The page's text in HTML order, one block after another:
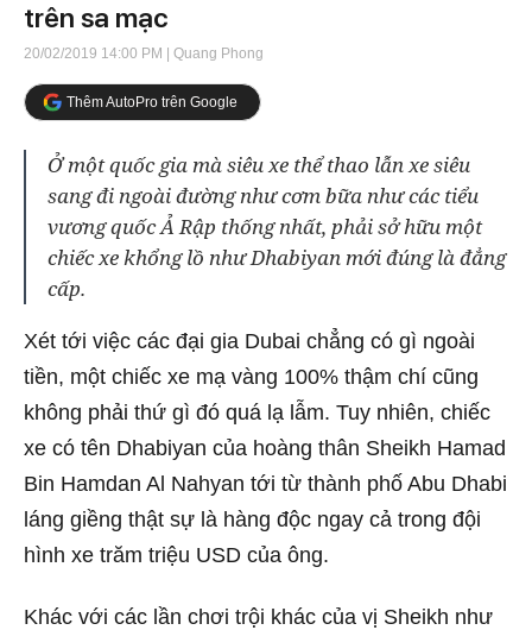
trên sa mạc
20/02/2019 14:00 PM | Quang Phong
Thêm AutoPro trên Google
Ở một quốc gia mà siêu xe thể thao lẫn xe siêu
sang đi ngoài đường như cơm bữa như các tiểu
vương quốc Ả Rập thống nhất, phải sở hữu một
chiếc xe khổng lồ như Dhabiyan mới đúng là đẳng
cấp.
Xét tới việc các đại gia Dubai chẳng có gì ngoài
tiền, một chiếc xe mạ vàng 100% thậm chí cũng
không phải thứ gì đó quá lạ lẫm. Tuy nhiên, chiếc
xe có tên Dhabiyan của hoàng thân Sheikh Hamad
Bin Hamdan Al Nahyan tới từ thành phố Abu Dhabi
láng giềng thật sự là hàng độc ngay cả trong đội
hình xe trăm triệu USD của ông.
Khác với các lần chơi trội khác của vị Sheikh như